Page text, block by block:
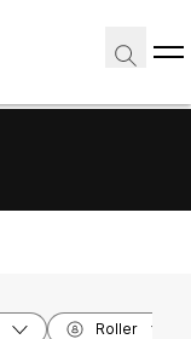
Roller